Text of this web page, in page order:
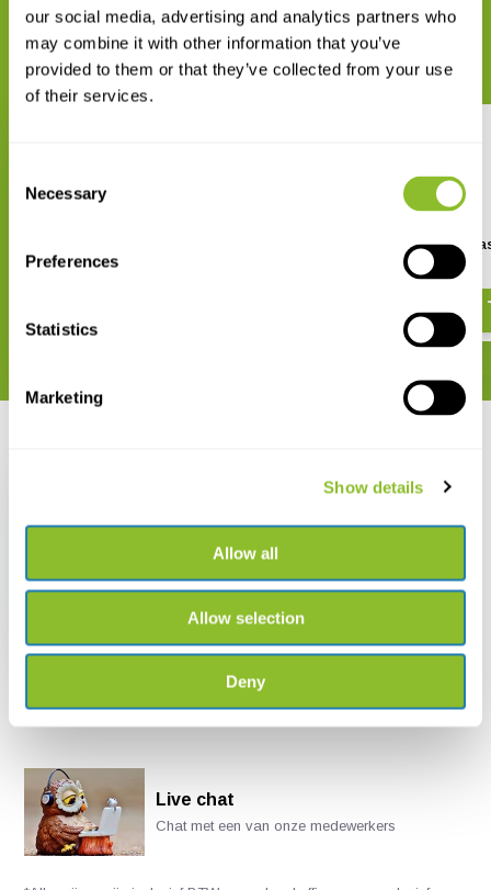
our social media, advertising and analytics partners who
may combine it with other information that you’ve
provided to them or that they’ve collected from your use
of their services.
Selection
Necessary
Preferences
Statistics
Marketing
Show details
Allow all
Allow selection
Deny
GERELATEERDE PRODUCTEN
Maak uw bestelling compleet
Geïntegreerde Houten
ANS-1/2
€ 56,14
ANS-1 Vleermuiskast
Live chat
Chat met een van onze medewerkers